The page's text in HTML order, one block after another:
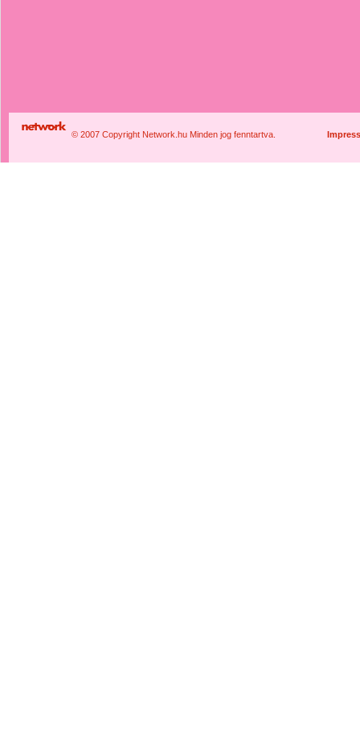
© 2007 Copyright Network.hu Minden jog fenntartva.